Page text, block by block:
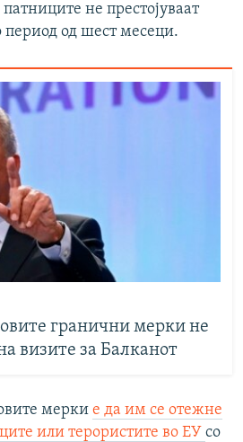
не престојуваат
период од шест месеци.
гранични мерки не
визите за Балканот
мерки е да им се отежне
или терористите во ЕУ со